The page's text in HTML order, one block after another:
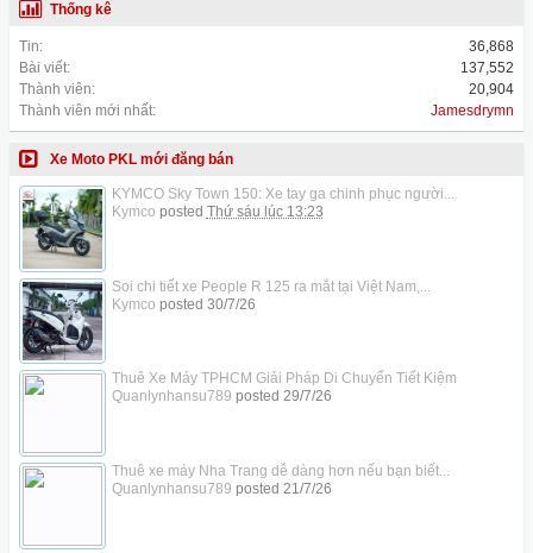
Thống kê
Tin:
36,868
Bài viết:
137,552
Thành viên:
20,904
Thành viên mới nhất:
Jamesdrymn
Xe Moto PKL mới đăng bán
KYMCO Sky Town 150: Xe tay ga chinh phục người...
Kymco posted Thứ sáu lúc 13:23
Soi chi tiết xe People R 125 ra mắt tại Việt Nam,...
Kymco posted 30/7/26
Thuê Xe Máy TPHCM Giải Pháp Di Chuyển Tiết Kiệm
Quanlynhansu789 posted 29/7/26
Thuê xe máy Nha Trang dễ dàng hơn nếu bạn biết...
Quanlynhansu789 posted 21/7/26